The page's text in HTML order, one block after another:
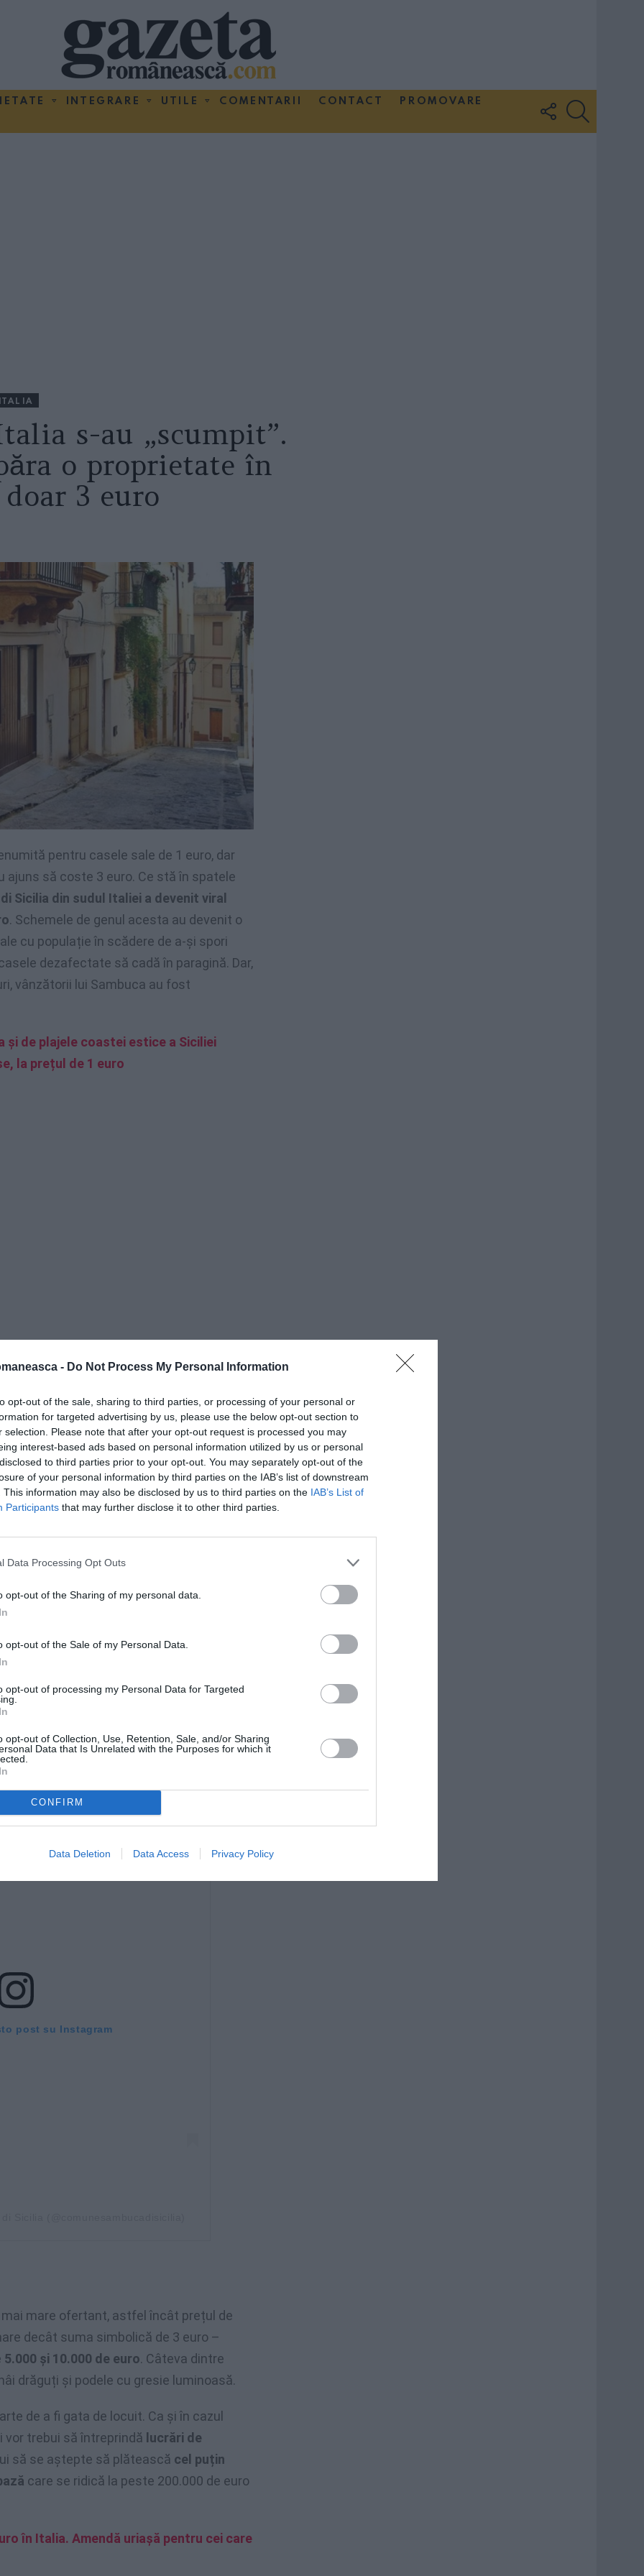
- Do Not Process My Personal Information
opt-out of the sale, sharing to third parties, or processing of your personal or
for targeted advertising by us, please use the below opt-out section to
selection. Please note that after your opt-out request is processed you may
interest-based ads based on personal information utilized by us or personal
to third parties prior to your opt-out. You may separately opt-out of the
of your personal information by third parties on the IAB’s list of downstream
This information may also be disclosed by us to third parties on the IAB’s List of
Participants that may further disclose it to other third parties.
Data Processing Opt Outs
opt-out of the Sharing of my personal data.
opt-out of the Sale of my Personal Data.
opt-out of processing my Personal Data for Targeted
opt-out of Collection, Use, Retention, Sale, and/or Sharing
Data that Is Unrelated with the Purposes for which it
CONFIRM
Data Deletion Data Access Privacy Policy
INTEGRARE UTILE COMENTARII CONTACT
PROMOVARE
FOLLOW
US
ITALIA
s-au „scumpit”.
o proprietate în
3 euro
pentru casele sale de 1 euro, dar
ajuns să coste 3 euro. Ce stă în spatele
Sicilia din sudul Italiei a devenit viral
. Schemele de genul acesta au devenit o
cu populație în scădere de a-și spori
dezafectate să cadă în paragină. Dar,
vânzătorii lui Sambuca au fost
şi de plajele coastei estice a Siciliei
la prețul de 1 euro
din SUA sau Orientul Mijlociu.
di Sicilia scoate la licitație un alt lot
prevederi de care potențialii
plus prețul a crescut. De data aceasta,
de 3 euro.
1 leu: „Pentru românii din diaspora care
al orașului și sunt la fel de
cutremur din 1969, aparțin autorităților
mai ușor
și proprietari privați.
Clădirile au două sau trei etaje iar unele au
post su Instagram
mare ofertant, astfel încât prețul de
decât suma simbolică de 3 euro –
5.000 și 10.000 de euro. Câteva dintre
drăguți și podele cu gresie luminoasă.
de a fi gata de locuit. Ca și în cazul
trebui să întreprindă lucrări de
să se aștepte să plătească cel puțin
care se ridică la peste 200.000 de euro
în Italia. Amendă uriaşă pentru cei care